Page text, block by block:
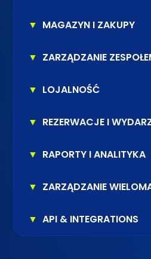
▼ MAGAZYN I ZAKUPY
▼ ZARZĄDZANIE
▼ LOJALNOŚĆ
▼ REZERWACJE I
▼ RAPORTY I ANALITYKA
▼ ZARZĄDZANIE
▼ API & INTEGRATIONS